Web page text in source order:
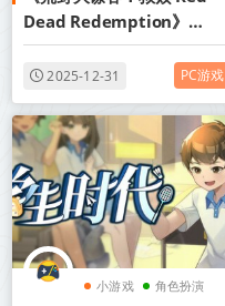
Dead Redemption》
v1.0.42.46611-送修改器丨
中文版网盘下载
2025-12-31 PC游戏
小游戏 角色扮演